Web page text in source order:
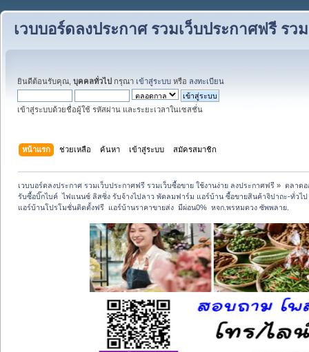
เวบบอร์ดลงประกาศ รวมเว็บประกาศฟรี รว
ยินดีต้อนรับคุณ, บุคคลทั่วไป กรุณา เข้าสู่ระบบ หรือ ลงทะเบียน
เข้าสู่ระบบด้วยชื่อผู้ใช้ รหัสผ่าน และระยะเวลาในเซสชั่น
หน้าแรก ช่วยเหลือ ค้นหา เข้าสู่ระบบ สมัครสมาชิก
เวบบอร์ดลงประกาศ รวมเว็บประกาศฟรี รวมเว็บซื้อขาย ใช้งานง่าย ลงประกาศฟรี » ตลาดอ
รับซื้อบิ๊กไบค์  ไฟแนนซ์ ลิสซิ่ง รับจ้างไปลาว พัดลมฟาร์ม แอร์บ้าน ซื้อขายสินค้าจิปาถะ-ทั่วไ
แอร์บ้านโปรโมชั่นติดตั้งฟรี  แอร์บ้านราคาขายส่ง  มีผ่อน0%  หจก.พรหมดวง ซัพพลาย.